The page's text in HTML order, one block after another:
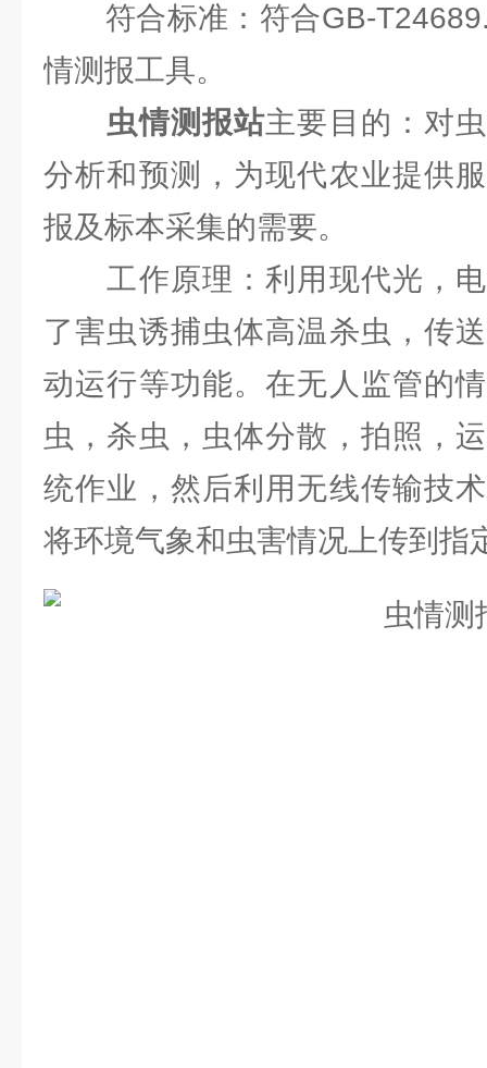
符合标准：符合GB-
情测报工具。
虫情测报站主要目的：对
分析和预测，为现代农业提供
报及标本采集的需要。
工作原理：利用现代光，电
了害虫诱捕虫体高温杀虫，传
动运行等功能。在无人监管的
虫，杀虫，虫体分散，拍照，
统作业，然后利用无线传输技
将环境气象和虫害情况上传到指